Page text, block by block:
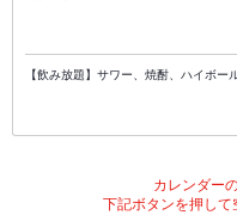
【飲み放題】サワー、焼酎、ハイボ
カレンダー
下記ボタンを押して